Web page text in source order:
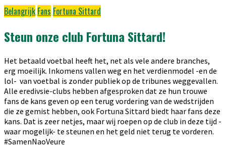
Belangrijk Fans Fortuna Sittard
Steun onze club Fortuna Sittard!
Het betaald voetbal heeft het, net als vele andere branches,
erg moeilijk. Inkomens vallen weg en het verdienmodel -en de
lol- van voetbal is zonder publiek op de tribunes weggevallen.
Alle eredivsie-clubs hebben afgesproken dat ze hun trouwe
fans de kans geven op een terug vordering van de wedstrijden
die ze gemist hebben, ook Fortuna Sittard biedt haar fans deze
kans. Dat is zeer netjes, maar wij roepen op de club in deze tijd -
waar mogelijk- te steunen en het geld niet terug te vorderen.
#SamenNaoVeure